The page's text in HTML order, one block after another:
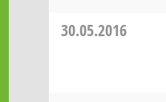
30.05.2016